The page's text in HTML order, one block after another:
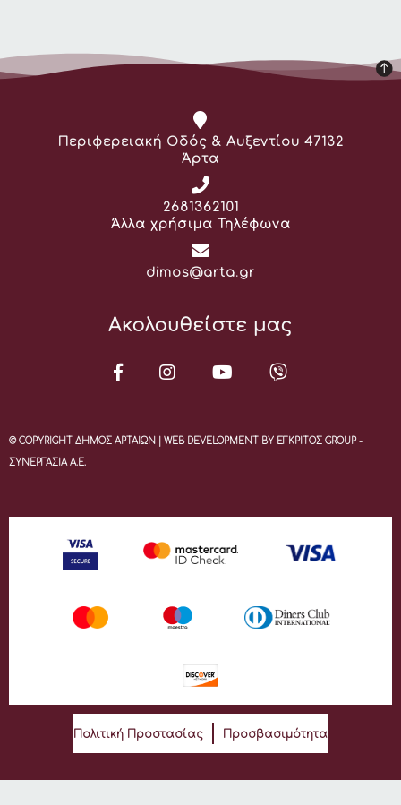
Διεύθυνση:
Περιφερειακή Οδός & Αυξεντίου 47132
Άρτα
Τηλέφωνο:
2681362101
Άλλα χρήσιμα Τηλέφωνα
Email:
dimos@arta.gr
Ακολουθείστε μας
© COPYRIGHT ΔΗΜΟΣ ΑΡΤΑΙΩΝ | WEB DEVELOPMENT BY ΕΓΚΡΙΤΟΣ GROUP -
ΣΥΝΕΡΓΑΣΙΑ Α.Ε.
Πολιτική Προστασίας Προσβασιμότητα